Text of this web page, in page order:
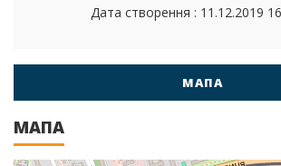
Дата створення : 11.12.2019
МАПА
МАПА